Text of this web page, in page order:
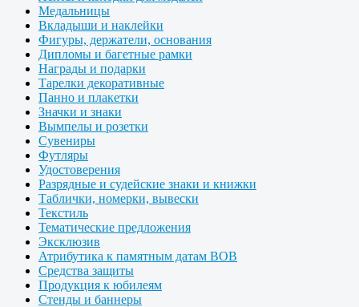
Медальницы
Вкладыши и наклейки
Фигуры, держатели, основания
Дипломы и багетные рамки
Награды и подарки
Тарелки декоративные
Панно и плакетки
Значки и знаки
Вымпелы и розетки
Сувениры
Футляры
Удостоверения
Разрядные и судейские знаки и книжки
Таблички, номерки, вывески
Текстиль
Тематические предложения
Эксклюзив
Атрибутика к памятным датам ВОВ
Средства защиты
Продукция к юбилеям
Стенды и баннеры